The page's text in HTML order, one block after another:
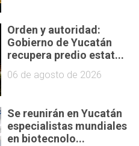
Orden y autoridad:
Gobierno de Yucatán
recupera predio estat...
06 de agosto de 2026
Se reunirán en Yucatán
especialistas mundiales
en biotecnolo...